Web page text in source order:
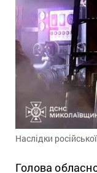
Наслідки
Голова